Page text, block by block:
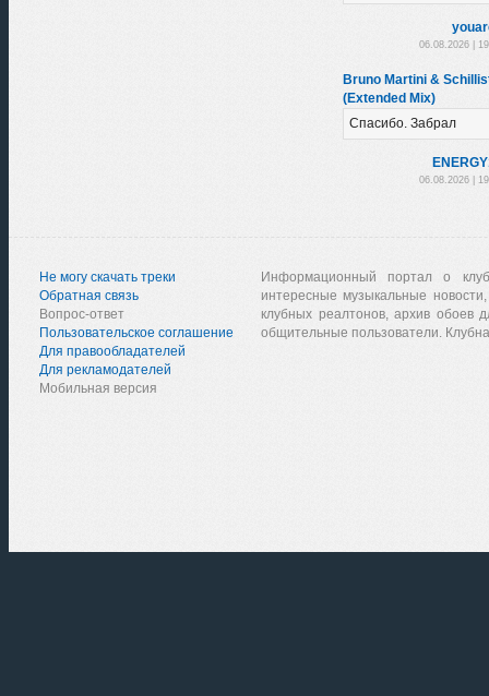
06.08.2026 |
Bruno Martini &
(Extended Mix)
Спасибо. Забрал
06.08.2026 |
Не могу скачать треки
Обратная связь
Вопрос-ответ
Пользовательское соглашение
Для правообладателей
Для рекламодателей
Мобильная версия
Информационный портал о
интересные музыкальные
клубных реалтонов, архив обоев
общительные пользователи.